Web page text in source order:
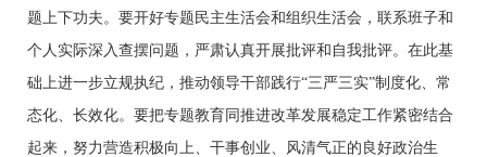
题上下功夫。要开好专题民主生活会和组织生活会，联系班子和
个人实际深入查摆问题，严肃认真开展批评和自我批评。在此基
础上进一步立规执纪，推动领导干部践行“三严三实”制度化、常
态化、长效化。要把专题教育同推进改革发展稳定工作紧密结合
起来，努力营造积极向上、干事创业、风清气正的良好政治生